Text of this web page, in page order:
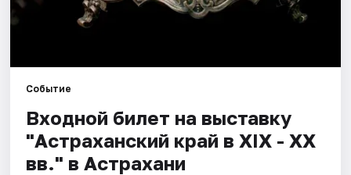
Событие
Входной билет на выставку
"Астраханский край в XIX - XX
вв." в Астрахани